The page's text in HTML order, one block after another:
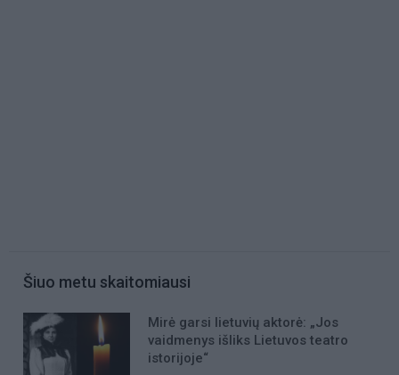
Šiuo metu skaitomiausi
Mirė garsi lietuvių aktorė: „Jos
vaidmenys išliks Lietuvos teatro
istorijoje“